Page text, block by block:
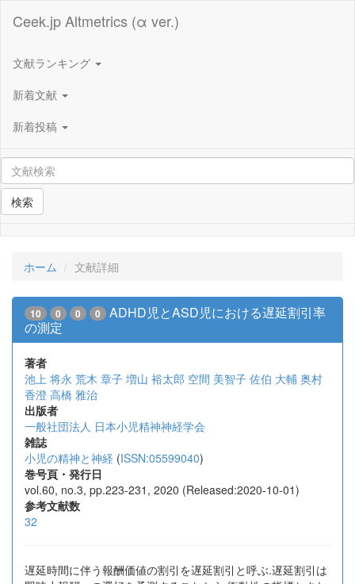
Ceek.jp Altmetrics (α ver.)
文献ランキング
新着文献
新着投稿
検索
ホーム 文献詳細
10 0 0 0
ADHD児とASD児における遅延割引率
の測定
著者
池上 将永 荒木 章子 増山 裕太郎 空間 美智子 佐伯 大輔 奥村
香澄 高橋 雅治
出版者
一般社団法人 日本小児精神神経学会
雑誌
小児の精神と神経 (ISSN:05599040)
巻号頁・発行日
vol.60, no.3, pp.223-231, 2020 (Released:2020-10-01)
参考文献数
32
遅延時間に伴う報酬価値の割引を遅延割引と呼ぶ.遅延割引は